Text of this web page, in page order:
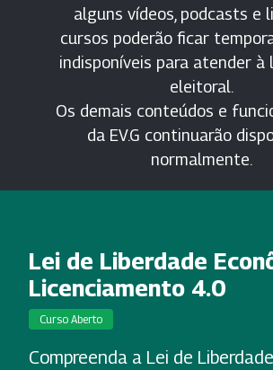
alguns vídeos, podcasts e
cursos poderão ficar
indisponíveis para atender à
eleitoral.
Os demais conteúdos e
da EV.G continuarão
normalmente.
Lei de Liberdade
Licenciamento 4.0
Curso Aberto
Compreenda a Lei de